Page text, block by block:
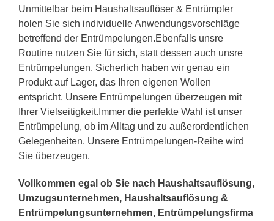
Unmittelbar beim Haushaltsauflöser & Entrümpler
holen Sie sich individuelle Anwendungsvorschläge
betreffend der Entrümpelungen.Ebenfalls unsre
Routine nutzen Sie für sich, statt dessen auch unsre
Entrümpelungen. Sicherlich haben wir genau ein
Produkt auf Lager, das Ihren eigenen Wollen
entspricht. Unsere Entrümpelungen überzeugen mit
Ihrer Vielseitigkeit.Immer die perfekte Wahl ist unser
Entrümpelung, ob im Alltag und zu außerordentlichen
Gelegenheiten. Unsere Entrümpelungen-Reihe wird
Sie überzeugen.
Vollkommen egal ob Sie nach Haushaltsauflösung,
Umzugsunternehmen, Haushaltsauflösung &
Entrümpelungsunternehmen, Entrümpelungsfirma